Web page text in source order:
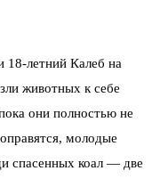
18-летний Калеб на
животных к себе
они полностью не
молодые
спасенных коал — две